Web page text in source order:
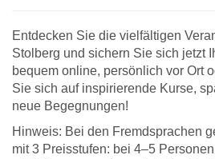
Entdecken Sie die vielfältigen
Stolberg und sichern Sie sich jetzt
bequem online, persönlich vor Ort
Sie sich auf inspirierende Kurse,
neue Begegnungen!
Hinweis: Bei den Fremdsprachen
mit 3 Preisstufen: bei 4–5